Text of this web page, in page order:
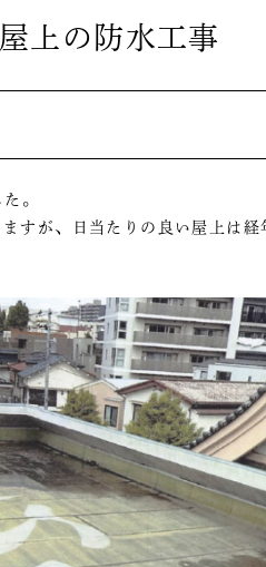
上の防水工事
。
すが、日当たりの良い屋上は